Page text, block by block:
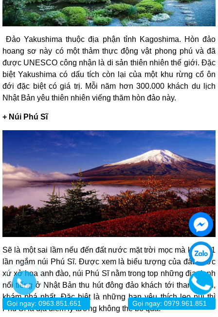
Đảo Yakushima thuộc địa phận tỉnh Kagoshima. Hòn đảo
hoang sơ này có một thảm thực động vật phong phú và đã
được UNESCO công nhận là di sản thiên nhiên thế giới. Đặc
biệt Yakushima có dấu tích còn lại của một khu rừng cổ ôn
đới đặc biệt có giá trị. Mỗi năm hơn 300.000 khách du lịch
Nhật Bản yêu thiên nhiên viếng thăm hòn đảo này.
+ Núi Phú Sĩ
Sẽ là một sai lầm nếu đến đất nước mặt trời mọc mà không 1
lần ngắm núi Phú Sĩ. Được xem là biểu tượng của đất nước
xứ xở hoa anh đào, núi Phú Sĩ nằm trong top những địa danh
nổi tiếng ở Nhật Bản thu hút đông đảo khách tới tham quan,
khám phá nhất. Đặc biệt là những bạn yêu thích leo núi thì
Phú Sĩ là địa điểm lý tưởng không thể bỏ qua.
Gọi ngay: 0979.961.851
Gọi ngay: 0963.851.651